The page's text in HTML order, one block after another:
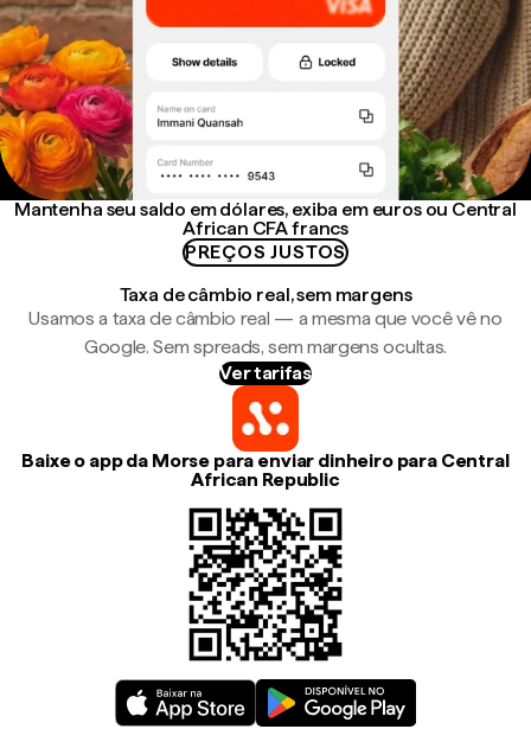
Mantenha seu saldo em dólares, exiba em euros ou Central
African CFA francs
PREÇOS JUSTOS
Taxa de câmbio real, sem margens
Usamos a taxa de câmbio real — a mesma que você vê no
Google. Sem spreads, sem margens ocultas.
Ver tarifas
Baixe o app da Morse para enviar dinheiro para Central
African Republic